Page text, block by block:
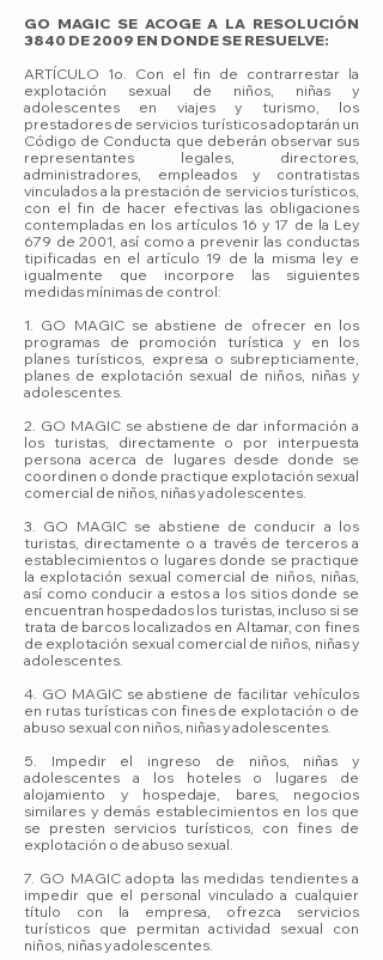
GO MAGIC SE ACOGE A LA RESOLUCIÓN
3840 DE 2009 EN DONDE SE RESUELVE:
ARTÍCULO 1o. Con el fin de contrarrestar la
explotación sexual de niños, niñas y
adolescentes en viajes y turismo, los
prestadores de servicios turísticos adoptarán un
Código de Conducta que deberán observar sus
representantes legales, directores,
administradores, empleados y contratistas
vinculados a la prestación de servicios turísticos,
con el fin de hacer efectivas las obligaciones
contempladas en los artículos 16 y 17 de la Ley
679 de 2001, así como a prevenir las conductas
tipificadas en el artículo 19 de la misma ley e
igualmente que incorpore las siguientes
medidas mínimas de control:
1. GO MAGIC se abstiene de ofrecer en los
programas de promoción turística y en los
planes turísticos, expresa o subrepticiamente,
planes de explotación sexual de niños, niñas y
adolescentes.
2. GO MAGIC se abstiene de dar información a
los turistas, directamente o por interpuesta
persona acerca de lugares desde donde se
coordinen o donde practique explotación sexual
comercial de niños, niñas y adolescentes.
3. GO MAGIC se abstiene de conducir a los
turistas, directamente o a través de terceros a
establecimientos o lugares donde se practique
la explotación sexual comercial de niños, niñas,
así como conducir a estos a los sitios donde se
encuentran hospedados los turistas, incluso si se
trata de barcos localizados en Altamar, con fines
de explotación sexual comercial de niños, niñas y
adolescentes.
4. GO MAGIC se abstiene de facilitar vehículos
en rutas turísticas con fines de explotación o de
abuso sexual con niños, niñas y adolescentes.
5. Impedir el ingreso de niños, niñas y
adolescentes a los hoteles o lugares de
alojamiento y hospedaje, bares, negocios
similares y demás establecimientos en los que
se presten servicios turísticos, con fines de
explotación o de abuso sexual.
7. GO MAGIC adopta las medidas tendientes a
impedir que el personal vinculado a cualquier
título con la empresa, ofrezca servicios
turísticos que permitan actividad sexual con
niños, niñas y adolescentes.